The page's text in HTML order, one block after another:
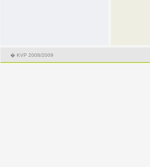
� KVP 2008/2009